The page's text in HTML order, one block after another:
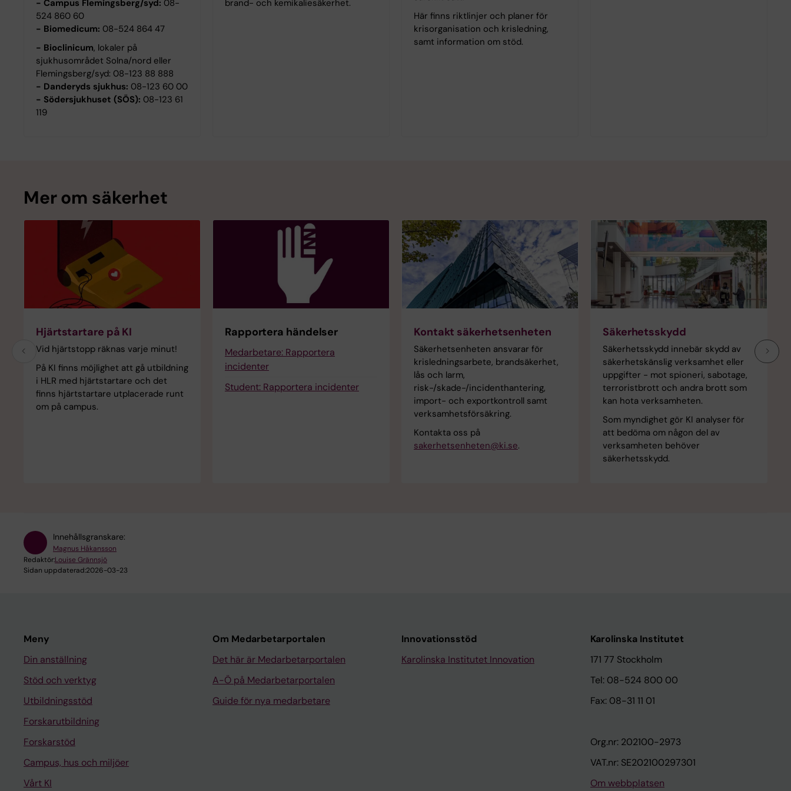
- Campus Flemingsberg/syd: 08-
524 860 60
- Biomedicum: 08-524 864 47
- Bioclinicum, lokaler på
sjukhusområdet Solna/nord eller
Flemingsberg/syd: 08-123 88 888
- Danderyds sjukhus: 08-123 60 00
- Södersjukhuset (SÖS): 08-123 61
119
brand- och kemikaliesäkerhet.
Här finns riktlinjer och planer för
krisorganisation och krisledning,
samt information om stöd.
Mer om säkerhet
Hjärtstartare på KI
Vid hjärtstopp räknas varje minut!
På KI finns möjlighet att gå utbildning
i HLR med hjärtstartare och det
finns hjärtstartare utplacerade runt
om på campus.
Rapportera händelser
Medarbetare: Rapportera
incidenter
Student: Rapportera incidenter
Kontakt säkerhetsenheten
Säkerhetsenheten ansvarar för
krisledningsarbete, brandsäkerhet,
lås och larm,
risk-/skade-/incidenthantering,
import- och exportkontroll samt
verksamhetsförsäkring.
Kontakta oss på
sakerhetsenheten@ki.se.
Säkerhetsskydd
Säkerhetsskydd innebär skydd av
säkerhetskänslig verksamhet eller
uppgifter - mot spioneri, sabotage,
terroristbrott och andra brott som
kan hota verksamheten.
Som myndighet gör KI analyser för
att bedöma om någon del av
verksamheten behöver
säkerhetsskydd.
Innehållsgranskare:
Magnus Håkansson
Redaktör:Louise Grännsjö
Sidan uppdaterad:2026-03-23
Meny
Din anställning
Stöd och verktyg
Utbildningsstöd
Forskarutbildning
Forskarstöd
Campus, hus och miljöer
Vårt KI
Om Medarbetarportalen
Det här är Medarbetarportalen
A-Ö på Medarbetarportalen
Guide för nya medarbetare
Innovationsstöd
Karolinska Institutet Innovation
Karolinska Institutet
171 77 Stockholm
Tel: 08-524 800 00
Fax: 08-31 11 01
Org.nr: 202100-2973
VAT.nr: SE202100297301
Om webbplatsen